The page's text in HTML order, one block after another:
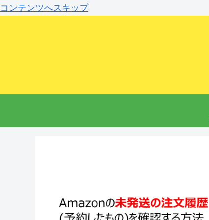
コンテンツへスキップ